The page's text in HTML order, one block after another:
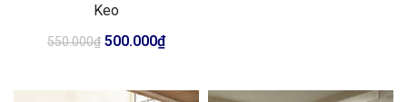
Keo
550.000₫ Giá
500.000₫Giá